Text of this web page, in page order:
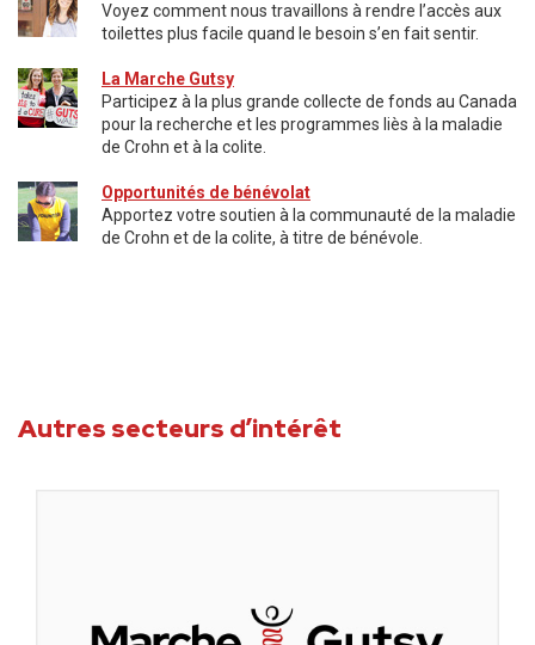
Voyez comment nous travaillons à rendre l’accès aux
toilettes plus facile quand le besoin s’en fait sentir.
La Marche Gutsy
Participez à la plus grande collecte de fonds au Canada
pour la recherche et les programmes liès à la maladie
de Crohn et à la colite.
Opportunités de bénévolat​
Apportez votre soutien à la communauté de la maladie
de Crohn et de la colite, à titre de bénévole.
Autres secteurs d’intérêt